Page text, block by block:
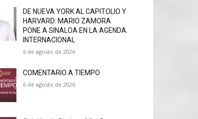
DE NUEVA YORK AL CAPITOLIO Y
HARVARD: MARIO ZAMORA
PONE A SINALOA EN LA AGENDA
INTERNACIONAL
6 de agosto de 2026
COMENTARIO A TIEMPO
6 de agosto de 2026